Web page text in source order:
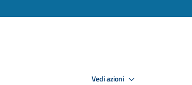
Vedi azioni